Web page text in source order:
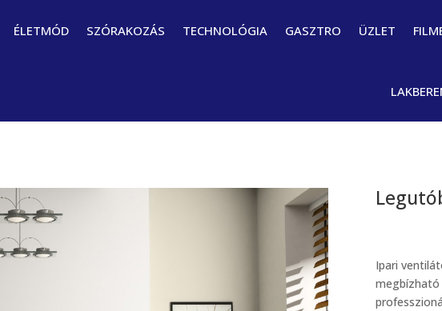
ÉLETMÓD SZÓRAKOZÁS TECHNOLÓGIA GASZTRO ÜZLET
Ipari
megbízható